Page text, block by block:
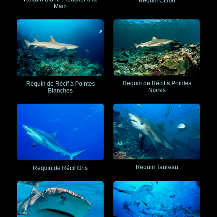
Main
Requin de Récif à Pointes
Blanches
Requin de Récif à Pointes
Noires
Requin de Récif Gris Requin Taureau